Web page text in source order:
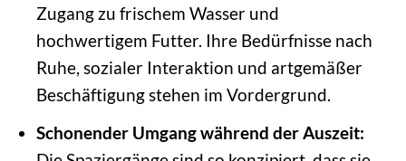
Zugang zu frischem Wasser und
hochwertigem Futter. Ihre Bedürfnisse nach
Ruhe, sozialer Interaktion und artgemäßer
Beschäftigung stehen im Vordergrund.
Schonender Umgang während der Auszeit: